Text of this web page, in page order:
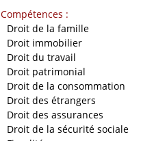
Compétences :
Droit de la famille
Droit immobilier
Droit du travail
Droit patrimonial
Droit de la consommation
Droit des étrangers
Droit des assurances
Droit de la sécurité sociale